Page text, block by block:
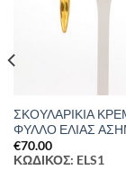
ΣΚΟΥΛΑΡΙΚΙΑ
ΦΥΛΛΟ ΕΛΙΑΣ
€70.00
ΚΩΔΙΚΟΣ: ELS1